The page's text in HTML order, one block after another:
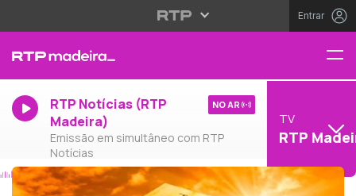
Entrar
RTP Notícias (RTP
Madeira)
Emissão em simultâneo com RTP
Notícias
NO AR
TV
RTP